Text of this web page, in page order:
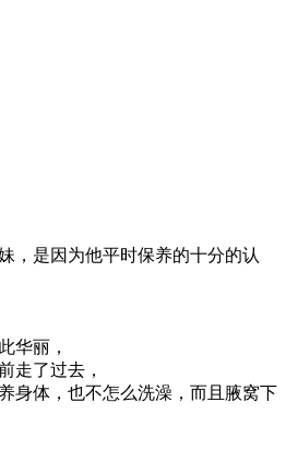
，是因为他平时保养的十分的认
华丽，
走了过去，
身体，也不怎么洗澡，而且腋窝下